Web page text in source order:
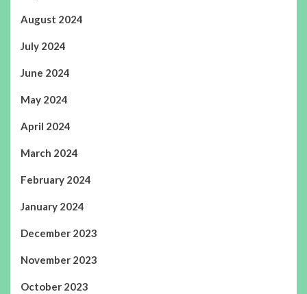
August 2024
July 2024
June 2024
May 2024
April 2024
March 2024
February 2024
January 2024
December 2023
November 2023
October 2023